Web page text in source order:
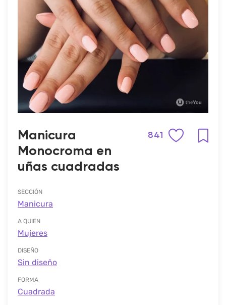
Manicura
Monocroma en
uñas cuadradas
841
SECCIÓN
Manicura
A QUIEN
Mujeres
DISEÑO
Sin diseño
FORMA
Cuadrada